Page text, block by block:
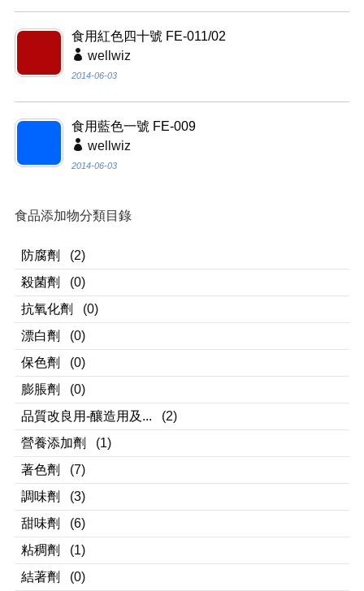
食用紅色四十號 FE-011/02
wellwiz
2014-06-03
食用藍色一號 FE-009
wellwiz
2014-06-03
食品添加物分類目錄
防腐劑
(2)
殺菌劑
(0)
抗氧化劑
(0)
漂白劑
(0)
保色劑
(0)
膨脹劑
(0)
品質改良用-釀造用及...
(2)
營養添加劑
(1)
著色劑
(7)
調味劑
(3)
甜味劑
(6)
粘稠劑
(1)
結著劑
(0)